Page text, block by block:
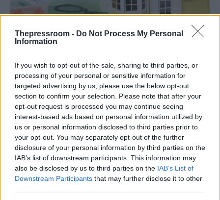
Thepressroom - Do Not Process My Personal
Information
If you wish to opt-out of the sale, sharing to third parties, or
processing of your personal or sensitive information for
targeted advertising by us, please use the below opt-out
section to confirm your selection. Please note that after your
opt-out request is processed you may continue seeing
interest-based ads based on personal information utilized by
us or personal information disclosed to third parties prior to
your opt-out. You may separately opt-out of the further
disclosure of your personal information by third parties on the
IAB’s list of downstream participants. This information may
also be disclosed by us to third parties on the IAB’s List of
Downstream Participants that may further disclose it to other
ΕΛΛΑΔΑ
25/09/2017 - 18:18
Έως τις 30 Σεπτεμβρίου η προθεσμία για
προσφυγές κατά του ΕΝΦΙΑ
Σε ποια απόφαση του ΣτΕ στηρίζεται η
προσφυγή-Αντίστροφη μέτρηση για την
καταβολή της πρώτης δόσης -Μαύρα
μαντάτα για τον ΕΝΦΙΑ του χρόνου